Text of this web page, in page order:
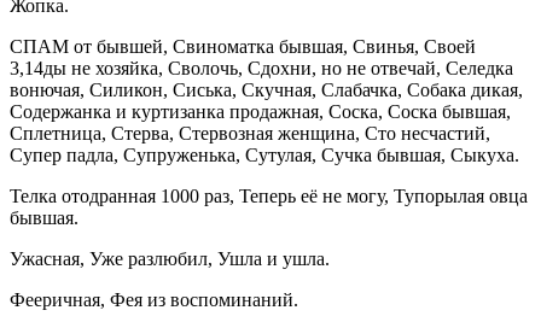
Жопка.
СПАМ от бывшей, Свиноматка бывшая, Свинья, Своей
3,14ды не хозяйка, Сволочь, Сдохни, но не отвечай, Селедка
вонючая, Силикон, Сиська, Скучная, Слабачка, Собака дикая,
Содержанка и куртизанка продажная, Соска, Соска бывшая,
Сплетница, Стерва, Стервозная женщина, Сто несчастий,
Супер падла, Супруженька, Сутулая, Сучка бывшая, Сыкуха.
Телка отодранная 1000 раз, Теперь её не могу, Тупорылая овца
бывшая.
Ужасная, Уже разлюбил, Ушла и ушла.
Фееричная, Фея из воспоминаний.